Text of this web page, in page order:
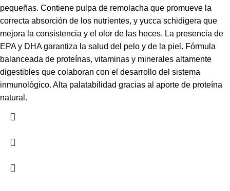
pequeñas. Contiene pulpa de remolacha que promueve la
correcta absorción de los nutrientes, y yucca schidigera que
mejora la consistencia y el olor de las heces. La presencia de
EPA y DHA garantiza la salud del pelo y de la piel. Fórmula
balanceada de proteínas, vitaminas y minerales altamente
digestibles que colaboran con el desarrollo del sistema
inmunológico. Alta palatabilidad gracias al aporte de proteína
natural.